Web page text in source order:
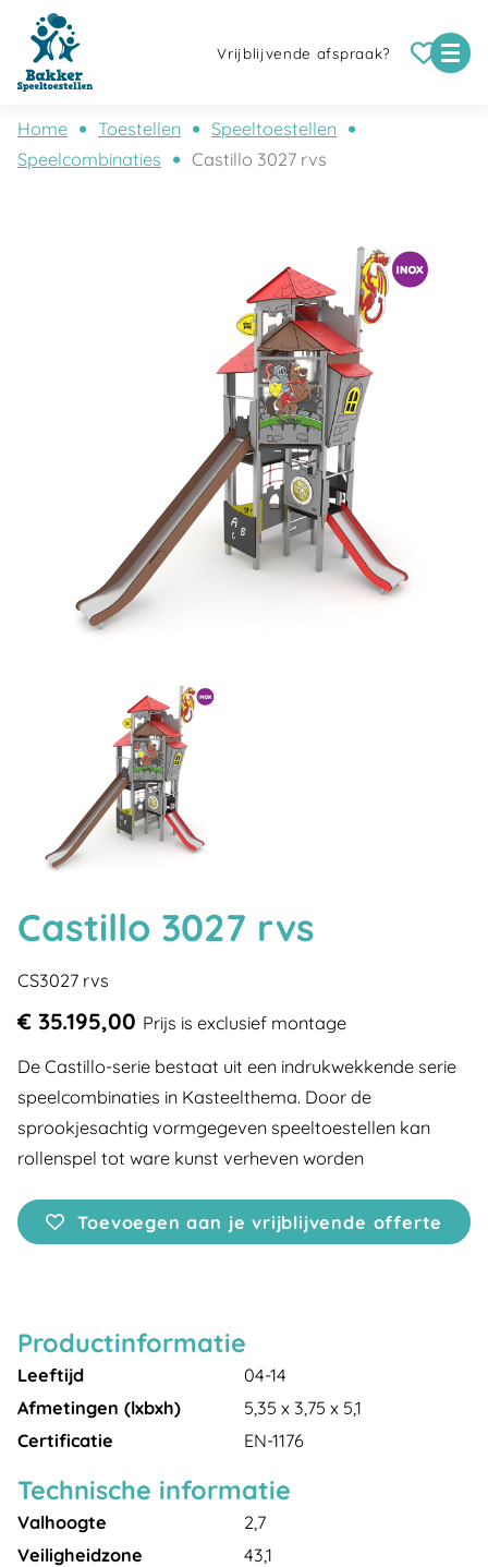
Vrijblijvende afspraak?
Home Toestellen
Speeltoestellen
Speelcombinaties
Castillo 3027 rvs
Castillo 3027 rvs
CS3027 rvs
€ 35.195,00 Prijs is exclusief montage
De Castillo-serie bestaat uit een indrukwekkende serie
speelcombinaties in Kasteelthema. Door de
sprookjesachtig vormgegeven speeltoestellen kan
rollenspel tot ware kunst verheven worden
Toevoegen aan je vrijblijvende offerte
Productinformatie
Leeftijd
04-14
Afmetingen (lxbxh)
5,35 x 3,75 x 5,1
Certificatie
EN-1176
Technische informatie
Valhoogte
2,7
Veiligheidzone
43,1